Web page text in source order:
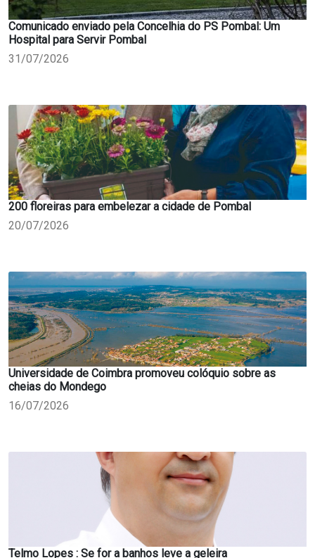
Comunicado enviado pela Concelhia do PS Pombal: Um
Hospital para Servir Pombal
31/07/2026
200 floreiras para embelezar a cidade de Pombal
20/07/2026
Universidade de Coimbra promoveu colóquio sobre as
cheias do Mondego
16/07/2026
Telmo Lopes : Se for a banhos leve a geleira